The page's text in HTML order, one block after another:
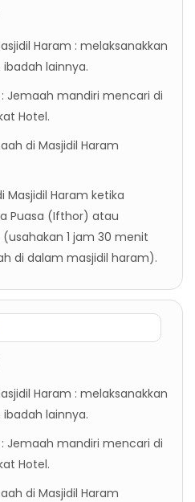
Haram : melaksanakkan
lainnya.
Jemaah mandiri mencari di
Hotel.
di Masjidil Haram
Haram ketika
Puasa (Ifthor) atau
1 jam 30 menit
di dalam masjidil haram).
Haram : melaksanakkan
lainnya.
Jemaah mandiri mencari di
Hotel.
di Masjidil Haram